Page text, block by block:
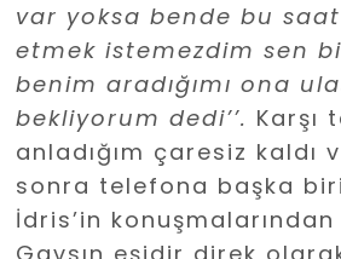
var yoksa bende bu
etmek istemezdim sen
benim aradığımı ona
bekliyorum dedi’’. Karşı
anladığım çaresiz kaldı
sonra telefona başka
İdris’in konuşmalarından